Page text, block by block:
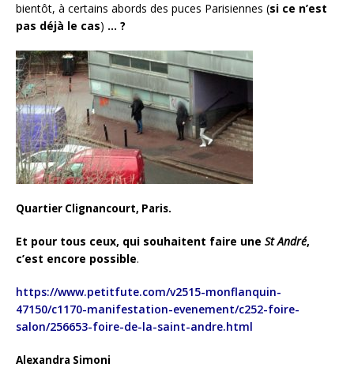
bientôt, à certains abords des puces Parisiennes (si ce n’est
pas déjà le cas) … ?
Quartier Clignancourt, Paris.
Et pour tous ceux, qui souhaitent faire une St André,
c’est encore possible.
https://www.petitfute.com/v2515-monflanquin-
47150/c1170-manifestation-evenement/c252-foire-
salon/256653-foire-de-la-saint-andre.html
Alexandra Simoni